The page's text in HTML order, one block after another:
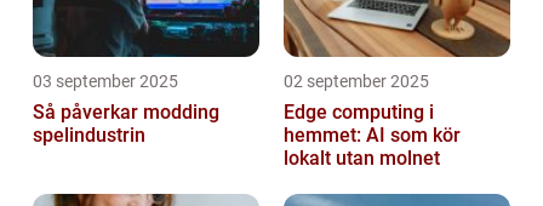
03 september 2025
Så påverkar modding
spelindustrin
02 september 2025
Edge computing i
hemmet: AI som kör
lokalt utan molnet